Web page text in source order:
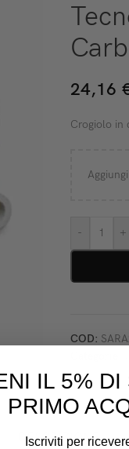
24,16
Crogiolo in
- +
COD:
DESCRIZIONE
IL 5% DI
PRIMO
Iscriviti per